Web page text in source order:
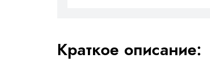
Краткое описание: